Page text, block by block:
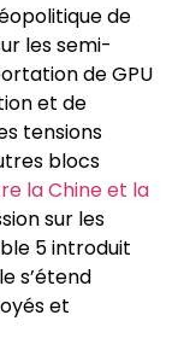
de
les semi-
de GPU
et de
tensions
blocs
la Chine et la
sur les
5 introduit
s’étend
et